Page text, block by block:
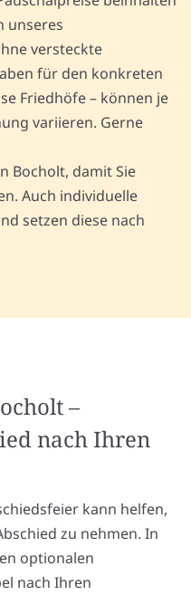
unseres
versteckte
für den konkreten
Friedhöfe – können je
variieren. Gerne
Bocholt, damit Sie
Auch individuelle
setzen diese nach
–
nach Ihren
kann helfen,
zu nehmen. In
optionalen
nach Ihren